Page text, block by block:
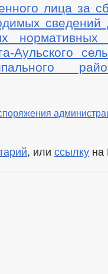
лица за
нормативных
Аульского
, или ссылку на